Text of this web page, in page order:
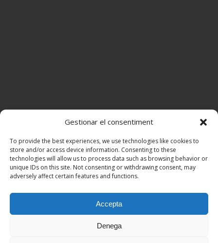
Gestionar el consentiment
To provide the best experiences, we use technologies like cookies to
store and/or access device information. Consenting to these
technologies will allow us to process data such as browsing behavior or
unique IDs on this site. Not consenting or withdrawing consent, may
adversely affect certain features and functions.
Accepta
Denega